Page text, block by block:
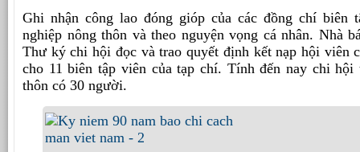
Ghi nhận công lao đóng gióp của các đồng chí biên
nghiệp nông thôn và theo nguyện vọng cá nhân. Nhà
Thư ký chi hội đọc và trao quyết định kết nạp hội viên
cho 11 biên tập viên của tạp chí. Tính đến nay chi hội
thôn có 30 người.